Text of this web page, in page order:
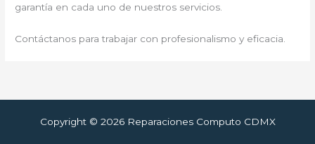
garantía en cada uno de nuestros servicios.
Contáctanos para trabajar con profesionalismo y eficacia.
Copyright © 2026 Reparaciones Computo CDMX